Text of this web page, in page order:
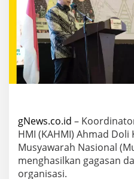
gNews.co.id –
HMI (KAHMI) Ahmad
Musyawarah Nasional
menghasilkan gagasan
organisasi.